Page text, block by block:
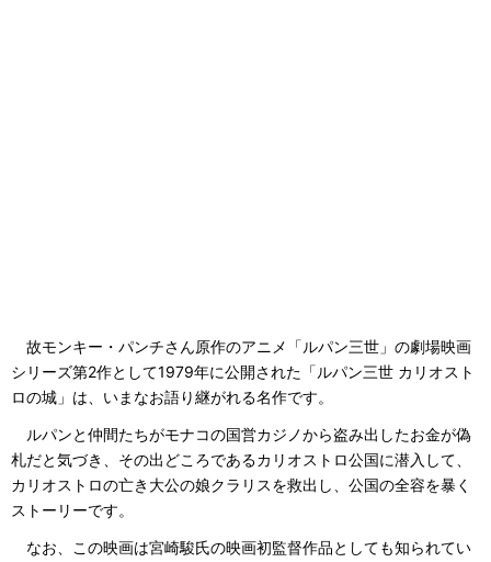
故モンキー・パンチさん原作のアニメ「ルパン三世」の劇場映画
シリーズ第2作として1979年に公開された「ルパン三世 カリオスト
ロの城」は、いまなお語り継がれる名作です。
ルパンと仲間たちがモナコの国営カジノから盗み出したお金が偽
札だと気づき、その出どころであるカリオストロ公国に潜入して、
カリオストロの亡き大公の娘クラリスを救出し、公国の全容を暴く
ストーリーです。
なお、この映画は宮崎駿氏の映画初監督作品としても知られてい